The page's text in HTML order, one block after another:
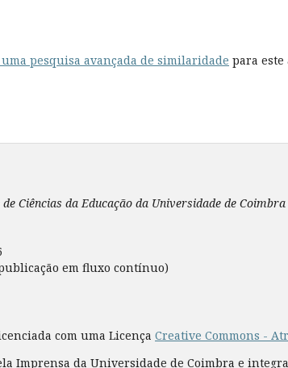
pesquisa avançada de similaridade para este
Ciências da Educação da Universidade de Coimbra
em fluxo contínuo)
com uma Licença Creative Commons -
Imprensa da Universidade de Coimbra e